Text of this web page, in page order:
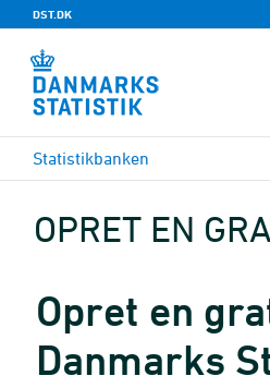
DST.DK
Statistikbanken
OPRET EN
Opret en
Danmarks